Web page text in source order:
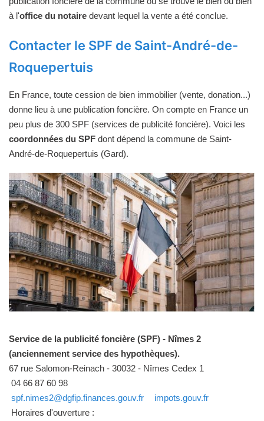
à l'office du notaire devant lequel la vente a été conclue.
Contacter le SPF de Saint-André-de-
Roquepertuis
En France, toute cession de bien immobilier (vente, donation...)
donne lieu à une publication foncière. On compte en France un
peu plus de 300 SPF (services de publicité foncière). Voici les
coordonnées du SPF dont dépend la commune de Saint-
André-de-Roquepertuis (Gard).
Service de la publicité foncière (SPF) - Nîmes 2
(anciennement service des hypothèques).
67 rue Salomon-Reinach - 30032 - Nîmes Cedex 1
04 66 87 60 98
spf.nimes2@dgfip.finances.gouv.fr
impots.gouv.fr
Horaires d'ouverture :